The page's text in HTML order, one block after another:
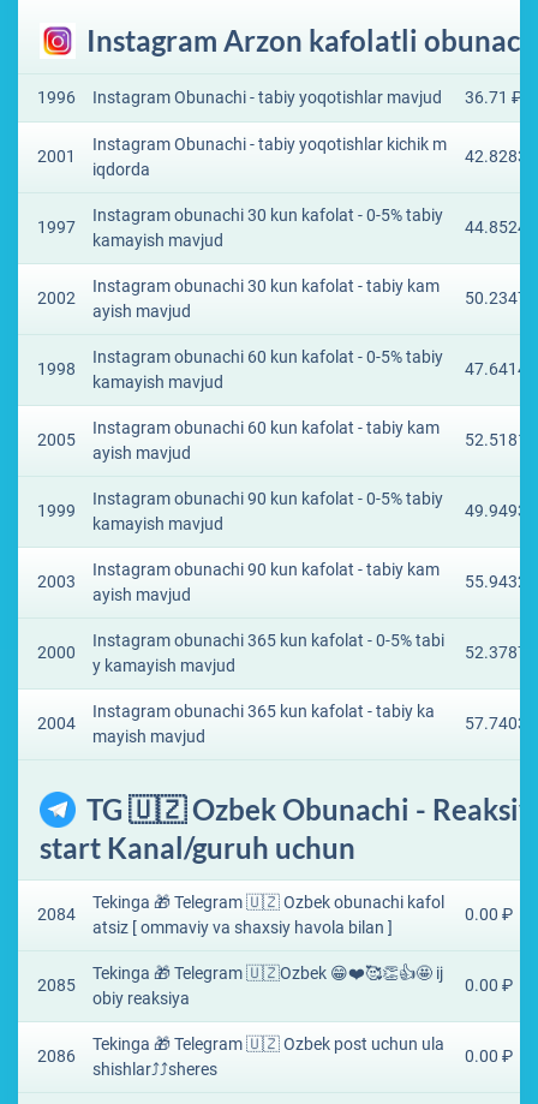
Instagram Arzon kafolatli
1996 Instagram Obunachi - tabiy yoqotishlar mavjud 36.71 ₽
2001
Instagram Obunachi - tabiy yoqotishlar kichik m
iqdorda
42.8283
1997
Instagram obunachi 30 kun kafolat - 0-5% tabiy
kamayish mavjud
44.8524
2002
Instagram obunachi 30 kun kafolat - tabiy kam
ayish mavjud
50.2347
1998
Instagram obunachi 60 kun kafolat - 0-5% tabiy
kamayish mavjud
47.6414
2005
Instagram obunachi 60 kun kafolat - tabiy kam
ayish mavjud
52.5181
1999
Instagram obunachi 90 kun kafolat - 0-5% tabiy
kamayish mavjud
49.9493
2003
Instagram obunachi 90 kun kafolat - tabiy kam
ayish mavjud
55.9432
2000
Instagram obunachi 365 kun kafolat - 0-5% tabi
y kamayish mavjud
52.3787
2004
Instagram obunachi 365 kun kafolat - tabiy ka
mayish mavjud
57.7403
TG 🇺🇿 Ozbek Obunachi -
start Kanal/guruh uchun
2084
Tekinga 🎁 Telegram 🇺🇿 Ozbek obunachi kafol
atsiz [ ommaviy va shaxsiy havola bilan ]
0.00 ₽
2085
Tekinga 🎁 Telegram 🇺🇿Ozbek 😁❤️🥰👏👍🤩 ij
obiy reaksiya
0.00 ₽
2086
Tekinga 🎁 Telegram 🇺🇿 Ozbek post uchun ula
shishlar⤴️⤴sheres
0.00 ₽